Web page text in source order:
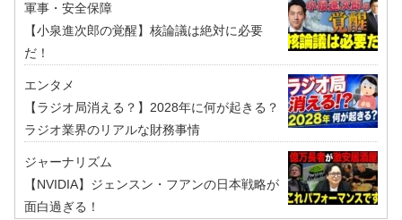
軍事・安全保障
【小泉進次郎の覚醒】核論議は絶対に必要
だ！
エンタメ
【ラジオ局消える？】2028年に何が起きる？
ラジオ業界のリアルな財務事情
ジャーナリズム
【NVIDIA】ジェンスン・フアンの日本戦略が
面白過ぎる！